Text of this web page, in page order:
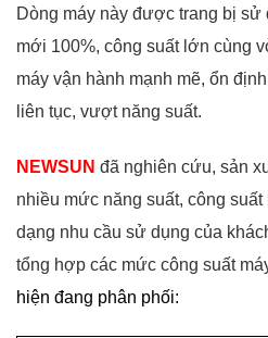
Dòng máy này được trang bị sử
mới 100%, công suất lớn cùng
máy vận hành mạnh mẽ, ổn
liên tục, vượt năng suất.
NEWSUN đã nghiên cứu, sản
nhiều mức năng suất, công
dạng nhu cầu sử dụng của
tổng hợp các mức công suất
hiện đang phân phối: